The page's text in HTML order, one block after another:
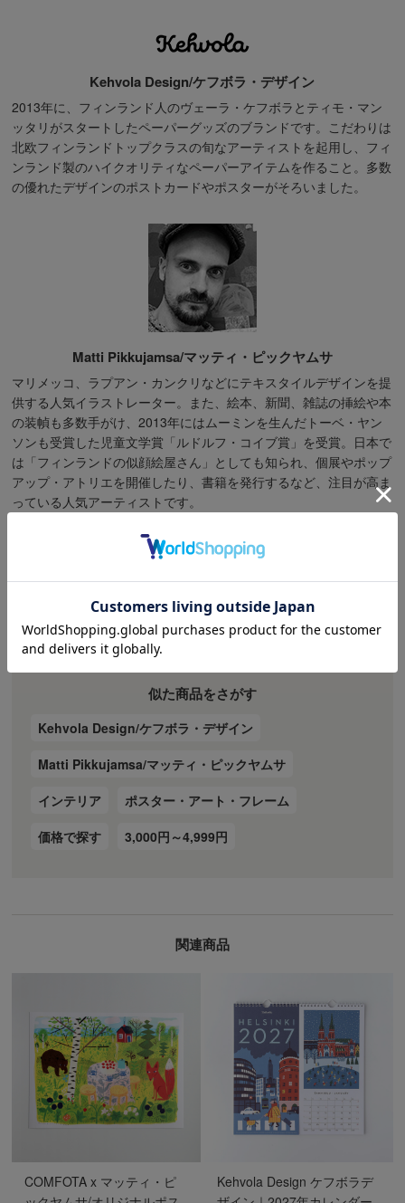
Kehvola Design/ケフボラ・デザイン
2013年に、フィンランド人のヴェーラ・ケフボラとティモ・マン
ッタリがスタートしたペーパーグッズのブランドです。こだわりは
北欧フィンランドトップクラスの旬なアーティストを起用し、フィ
ンランド製のハイクオリティなペーパーアイテムを作ること。多数
の優れたデザインのポストカードやポスターがそろいました。
Matti Pikkujamsa/マッティ・ピックヤムサ
マリメッコ、ラプアン・カンクリなどにテキスタイルデザインを提
供する人気イラストレーター。また、絵本、新聞、雑誌の挿絵や本
の装幀も多数手がけ、2013年にはムーミンを生んだトーベ・ヤン
ソンも受賞した児童文学賞「ルドルフ・コイブ賞」を受賞。日本で
は「フィンランドの似顔絵屋さん」としても知られ、個展やポップ
アップ・アトリエを開催したり、書籍を発行するなど、注目が高ま
っている人気アーティストです。
購入はこちら（ページの上へ）
似た商品をさがす
Kehvola Design/ケフボラ・デザイン
Matti Pikkujamsa/マッティ・ピックヤムサ
インテリア
ポスター・アート・フレーム
価格で探す
3,000円～4,999円
関連商品
COMFOTA x マッティ・ピ
Kehvola Design ケフボラデ